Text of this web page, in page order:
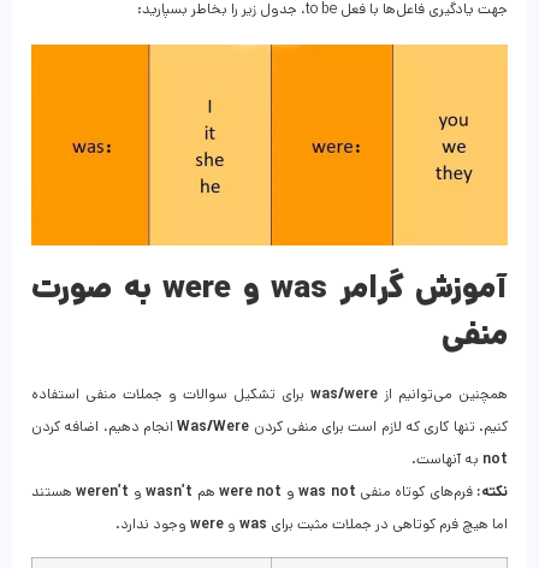
جهت یادگیری فاعل‌ها با فعل to be، جدول زیر را بخاطر بسپارید:
آموزش گرامر was و were به صورت
منفی
همچنین می‌توانیم از was/were برای تشکیل سوالات و جملات منفی استفاده
کنیم. تنها کاری که لازم است برای منفی کردن Was/Wereانجام دهیم، اضافه کردن
not به آنهاست.
نکته: فرم‌های کوتاه منفی was notو were not هم wasn’tو weren’tهستند
اما هیچ فرم کوتاهی در جملات مثبت برای was و were وجود ندارد.